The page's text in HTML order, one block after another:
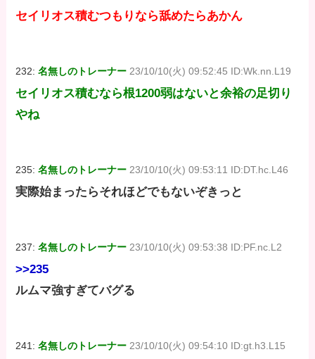
セイリオス積むつもりなら舐めたらあかん
232:名無しのトレーナー 23/10/10(火) 09:52:45 ID:Wk.nn.L19
セイリオス積むなら根1200弱はないと余裕の足切り
やね
235:名無しのトレーナー 23/10/10(火) 09:53:11 ID:DT.hc.L46
実際始まったらそれほどでもないぞきっと
237:名無しのトレーナー 23/10/10(火) 09:53:38 ID:PF.nc.L2
>>235
ルムマ強すぎてバグる
241:名無しのトレーナー 23/10/10(火) 09:54:10 ID:gt.h3.L15